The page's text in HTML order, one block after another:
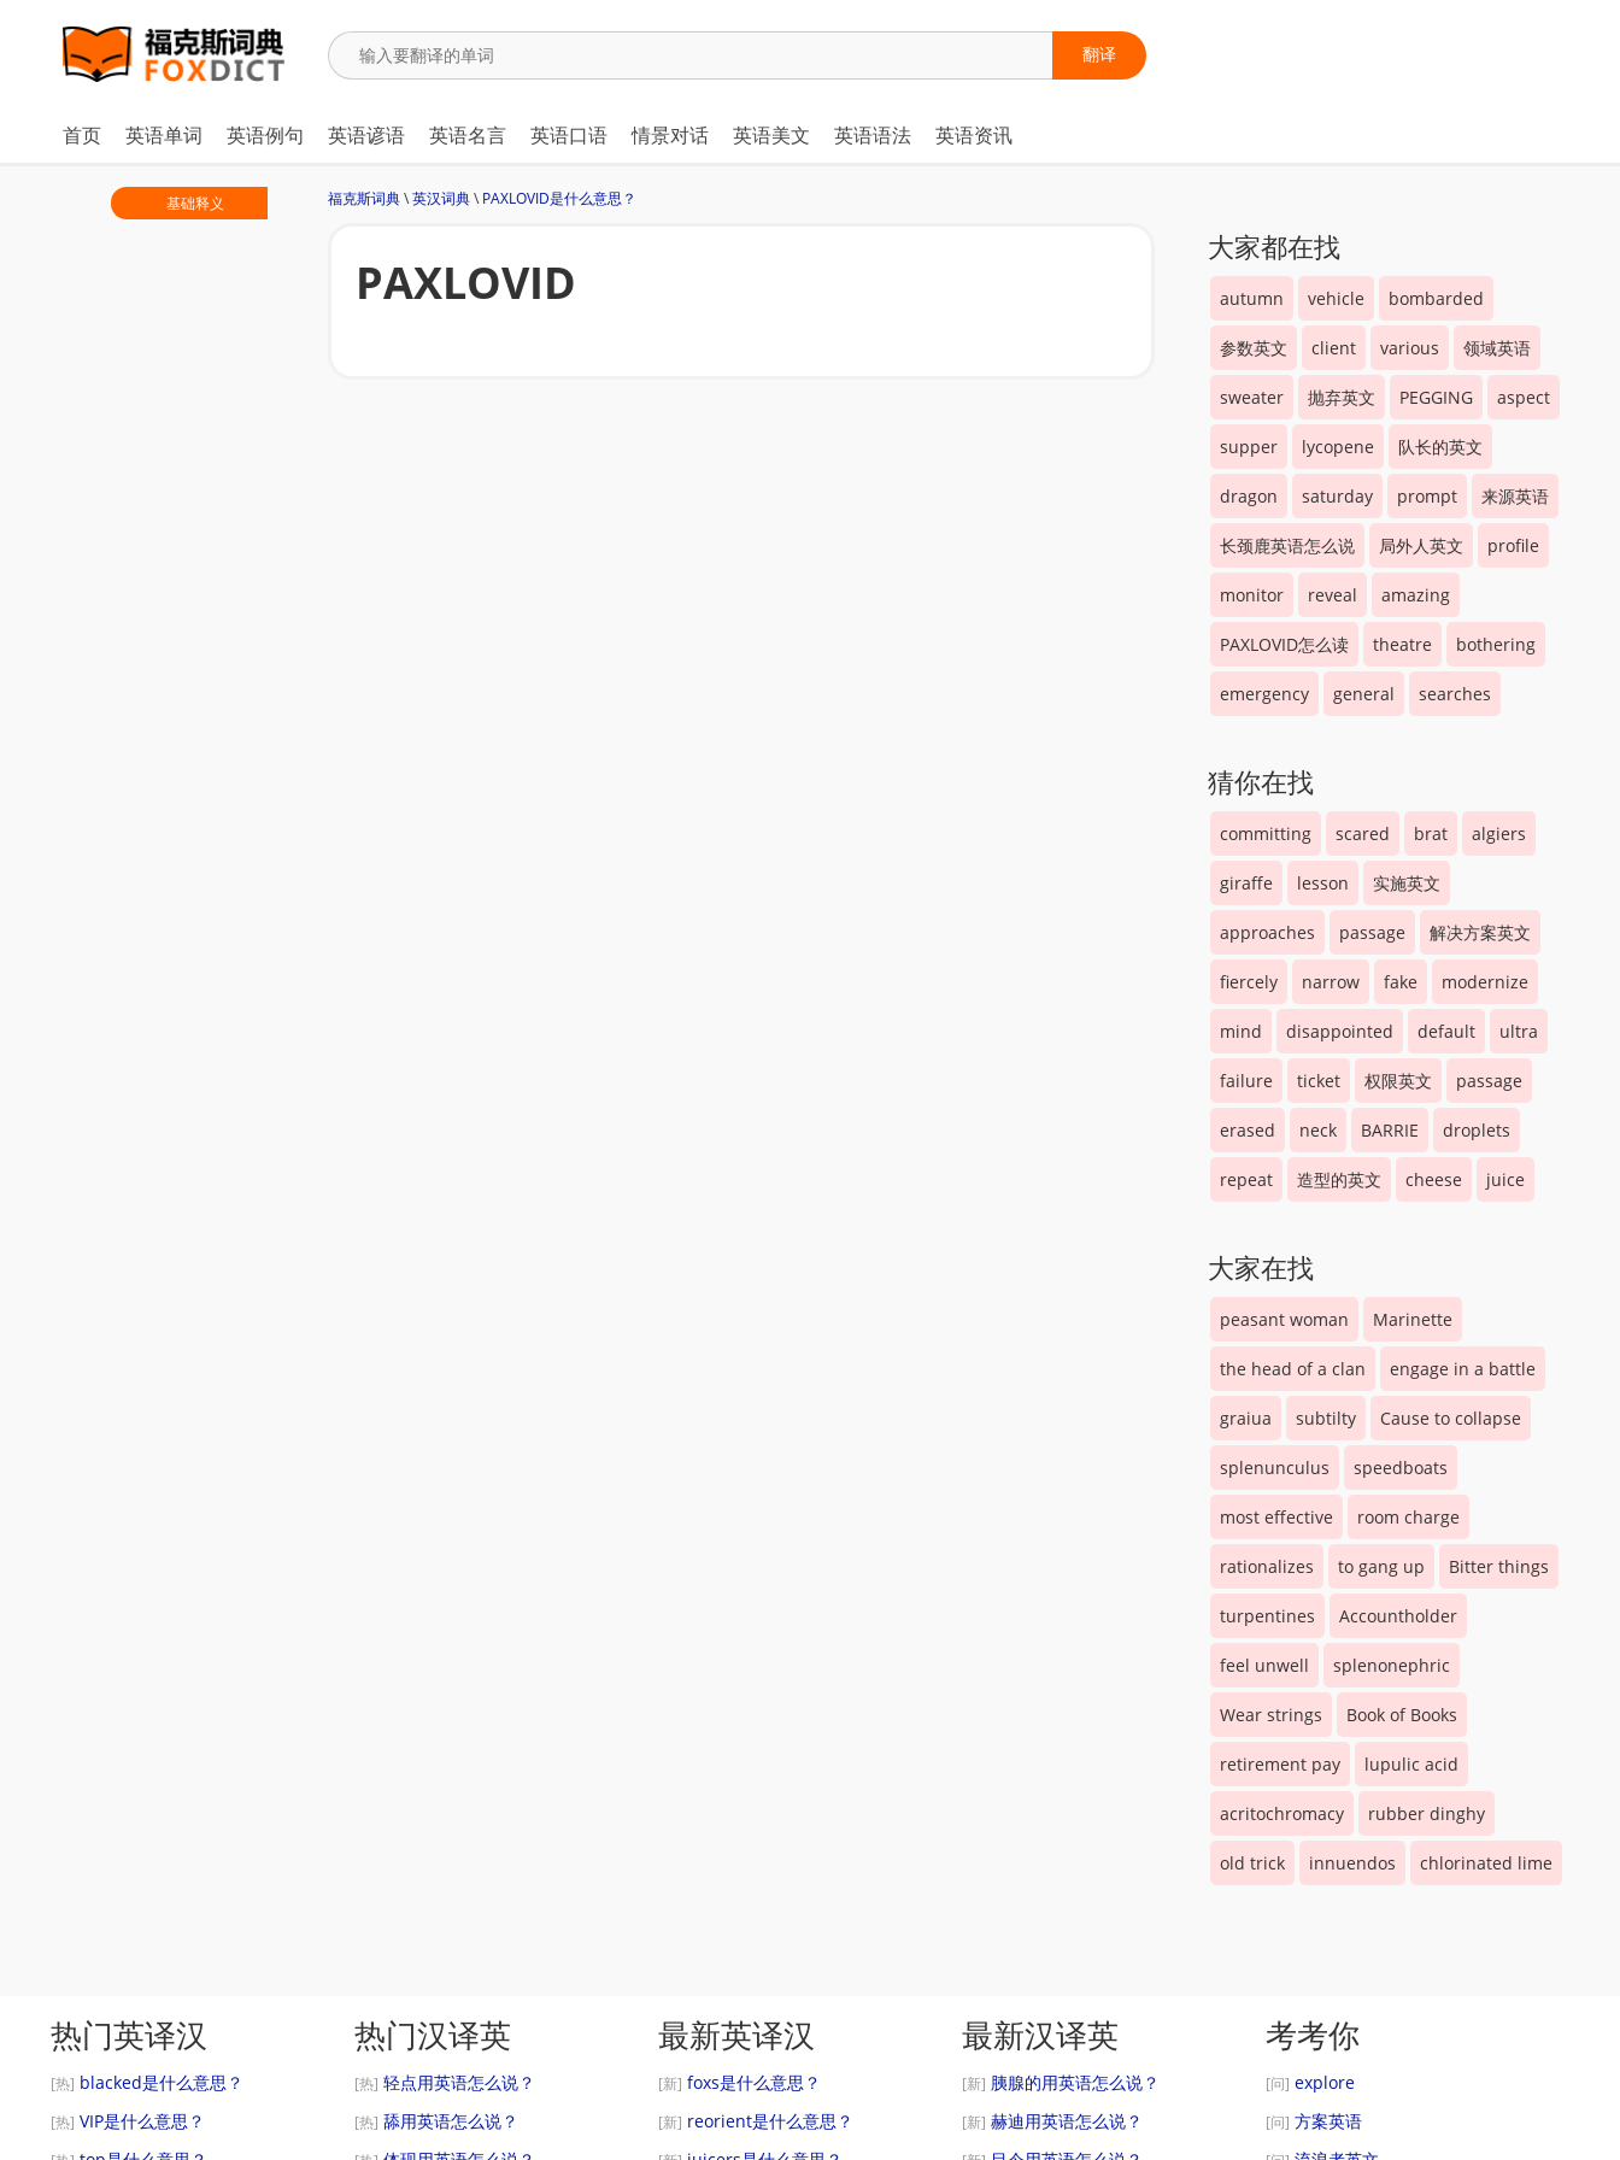
翻译
首页 英语单词 英语例句 英语谚语 英语名言 英语口语 情景对话 英语美文 英语语法 英语资讯
基础释义 福克斯词典\英汉词典\PAXLOVID是什么意思？
PAXLOVID
大家都在找
autumn vehicle bombarded
参数英文 client various 领域英语
sweater 抛弃英文 PEGGING aspect
supper lycopene 队长的英文
dragon saturday prompt 来源英语
长颈鹿英语怎么说 局外人英文 profile
monitor reveal amazing
PAXLOVID怎么读 theatre bothering
emergency general searches
猜你在找
committing scared brat algiers
giraffe lesson 实施英文
approaches passage 解决方案英文
fiercely narrow fake modernize
mind disappointed default ultra
failure ticket 权限英文 passage
erased neck BARRIE droplets
repeat 造型的英文 cheese juice
大家在找
peasant woman Marinette
the head of a clan engage in a battle
graiua subtilty Cause to collapse
splenunculus speedboats
most effective room charge
rationalizes to gang up Bitter things
turpentines Accountholder
feel unwell splenonephric
Wear strings Book of Books
retirement pay lupulic acid
acritochromacy rubber dinghy
old trick innuendos chlorinated lime
热门英译汉
[热] blacked是什么意思？
[热] VIP是什么意思？
热门汉译英
[热] 轻点用英语怎么说？
[热] 舔用英语怎么说？
最新英译汉
[新] foxs是什么意思？
[新] reorient是什么意思？
最新汉译英
[新] 胰腺的用英语怎么说？
[新] 赫迪用英语怎么说？
考考你
[问] explore
[问] 方案英语